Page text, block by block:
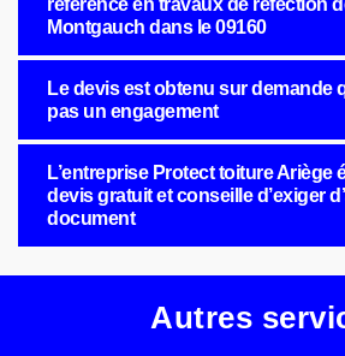
référence en travaux de réfection
Montgauch dans le 09160
Le devis est obtenu sur demande
pas un engagement
L’entreprise Protect toiture Ariège
devis gratuit et conseille d’exiger
document
Autres